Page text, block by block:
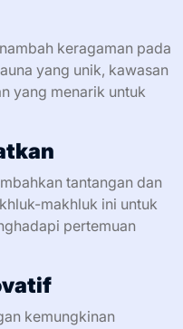
keragaman pada
yang unik, kawasan
yang menarik untuk
tantangan dan
makhluk ini untuk
pertemuan
kemungkinan